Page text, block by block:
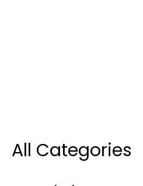
All Categories